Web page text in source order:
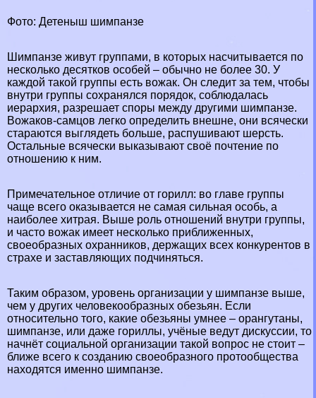
Фото: Детеныш шимпанзе
Шимпанзе живут группами, в которых насчитывается по
несколько десятков особей – обычно не более 30. У
каждой такой группы есть вожак. Он следит за тем, чтобы
внутри группы сохранялся порядок, соблюдалась
иерархия, разрешает споры между другими шимпанзе.
Вожаков-самцов легко определить внешне, они всячески
стараются выглядеть больше, распушивают шерсть.
Остальные всячески выказывают своё почтение по
отношению к ним.
Примечательное отличие от горилл: во главе группы
чаще всего оказывается не самая сильная особь, а
наиболее хитрая. Выше роль отношений внутри группы,
и часто вожак имеет несколько приближенных,
своеобразных охранников, держащих всех конкурентов в
страхе и заставляющих подчиняться.
Таким образом, уровень организации у шимпанзе выше,
чем у других человекообразных обезьян. Если
относительно того, какие обезьяны умнее – орангутаны,
шимпанзе, или даже гориллы, учёные ведут дискуссии, то
начнёт социальной организации такой вопрос не стоит –
ближе всего к созданию своеобразного протообщества
находятся именно шимпанзе.